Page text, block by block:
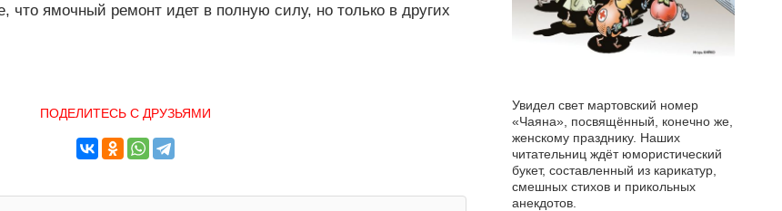
что ямочный ремонт идет в полную силу, но только в других
ПОДЕЛИТЕСЬ С ДРУЗЬЯМИ
Увидел свет мартовский номер
«Чаяна», посвящённый, конечно же,
женскому празднику. Наших
читательниц ждёт юмористический
букет, составленный из карикатур,
смешных стихов и прикольных
анекдотов.